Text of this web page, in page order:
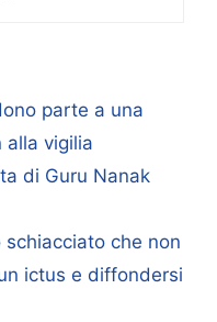
parte a una
alla vigilia
di Guru Nanak
che non
ictus e diffondersi